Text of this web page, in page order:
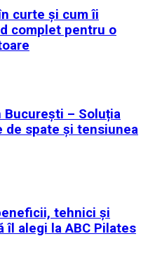
curte și cum îi
complet pentru o
București – Soluția
de spate și tensiunea
tehnici și
îl alegi la ABC Pilates